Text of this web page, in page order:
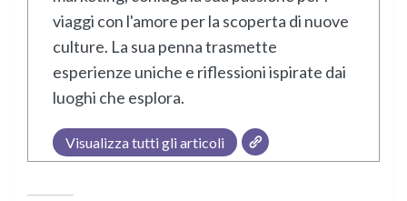
viaggi con l'amore per la scoperta di nuove
culture. La sua penna trasmette
esperienze uniche e riflessioni ispirate dai
luoghi che esplora.
Visualizza tutti gli articoli